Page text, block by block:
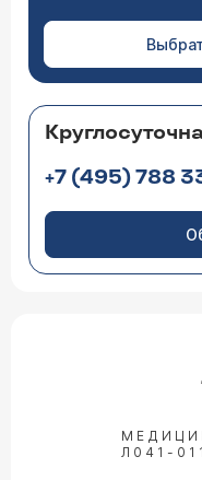
+7 (495) 788
Л041-